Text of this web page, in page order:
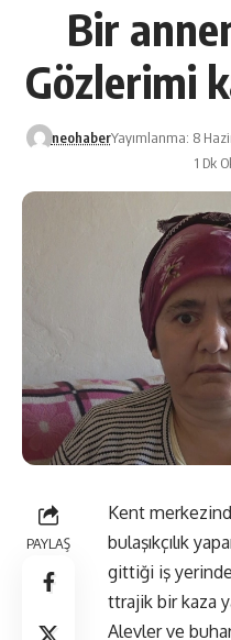
Bir
Gözlerimi
neohaberYayımlanma: 8
1 Dk
PAYLAŞ
Kent
bulaşıkçılık
gittiği iş yerinde
ttrajik bir kaza
Alevler ve